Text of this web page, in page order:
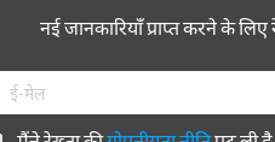
नई जानकारियाँ प्राप्त करने के